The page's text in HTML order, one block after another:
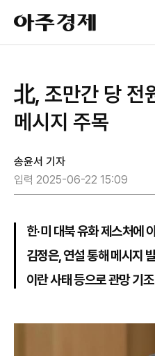
아
주
경
北, 조만간 당 전
메시지 주목
송윤서 기자
입력 2025-06-22 15:09
한·미 대북 유화 제스처에
김정은, 연설 통해 메시지
이란 사태 등으로 관망 기